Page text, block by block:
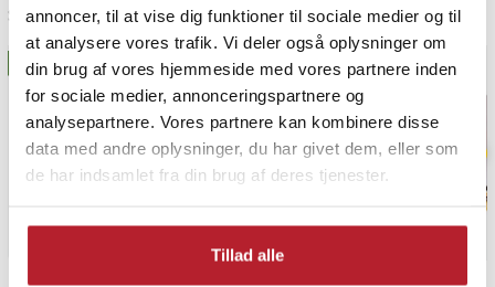
annoncer, til at vise dig funktioner til sociale medier og til
at analysere vores trafik. Vi deler også oplysninger om
din brug af vores hjemmeside med vores partnere inden
for sociale medier, annonceringspartnere og
analysepartnere. Vores partnere kan kombinere disse
data med andre oplysninger, du har givet dem, eller som
de har indsamlet fra din brug af deres tjenester.
Tillad alle
Sidst besøgt
BESTSELLERE